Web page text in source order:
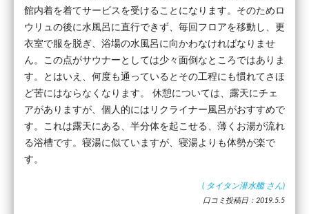
館内着を着てサービスを受けることになります。そのためロ
ウリュの後に水風呂に直行できず、毎回フロアを移動し、更
衣室で服を脱ぎ、浴場の水風呂に向かわなければなりませ
ん。この点がサウナーとしては少々面倒なところではありま
す。とはいえ、何度も通っているとその工程にも慣れてさほ
ど苦にはならなくなります。 休憩については、露天にチェ
アがありますが、個人的にはリクライナー風呂がおすすめで
す。これは露天にある、半分体を起こせる、薄くお湯が流れ
る浴槽です。寝湯に似ていますが、寝湯よりも体勢が楽で
す。
( タイタン潜水艦 さん)
口コミ投稿日：2019.5.5